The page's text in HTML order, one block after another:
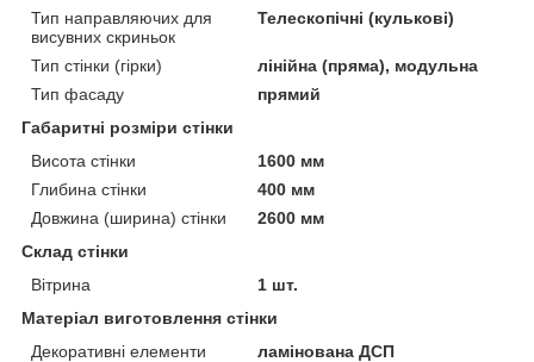
Тип направляючих для
висувних скриньок
Телескопічні (кулькові)
Тип стінки (гірки)
лінійна (пряма), модульна
Тип фасаду
прямий
Габаритні розміри стінки
Висота стінки
1600 мм
Глибина стінки
400 мм
Довжина (ширина) стінки
2600 мм
Склад стінки
Вітрина
1 шт.
Матеріал виготовлення стінки
Декоративні елементи
ламінована ДСП